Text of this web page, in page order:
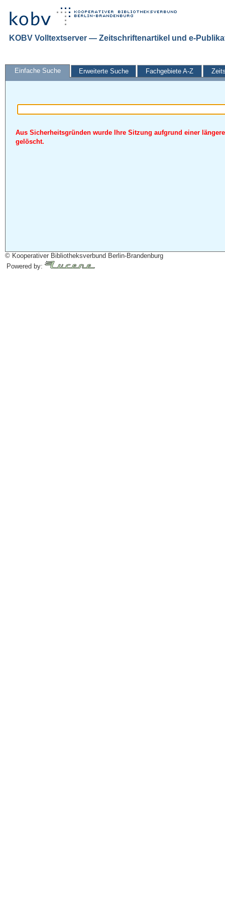
KOBV Volltextserver — Zeitschriftenartikel und e-
Einfache Suche Erweiterte Suche Fachgebiete A-Z
Aus Sicherheitsgründen wurde Ihre Sitzung aufgrund einer
gelöscht.
© Kooperativer Bibliotheksverbund Berlin-Brandenburg
Powered by: